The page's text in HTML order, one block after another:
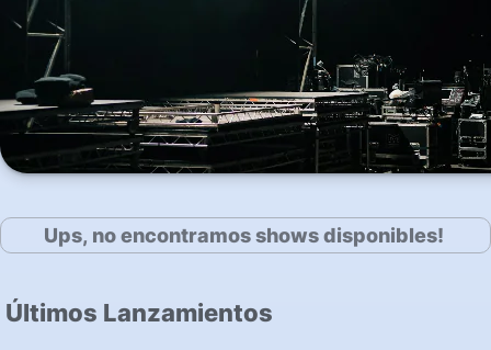
Ups, no encontramos shows disponibles!
Últimos Lanzamientos